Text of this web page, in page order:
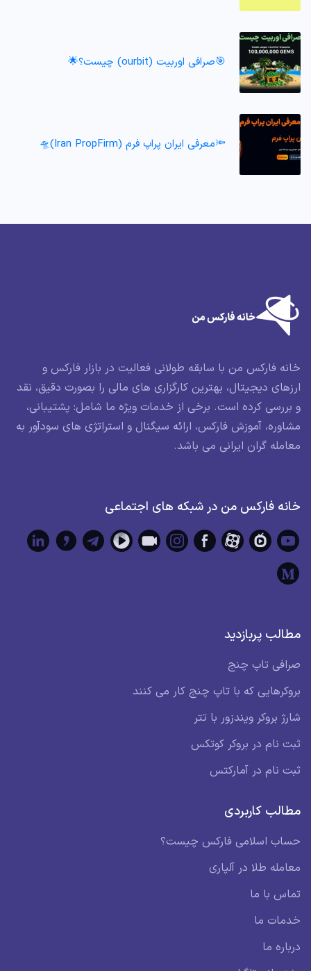
🎯صرافی اوربیت (ourbit) چیست؟🌟
🔦معرفی ایران پراپ فرم (Iran PropFirm)🛸
خانه فارکس من با سابقه طولانی فعالیت در بازار فارکس و
ارزهای دیجیتال، بهترین کارگزاری های مالی را بصورت دقیق، نقد
و بررسی کرده است. برخی از خدمات ویژه ما شامل: پشتیبانی،
مشاوره، آموزش فارکس، ارائه سیگنال و استراتژی های سودآور به
معامله گران ایرانی می باشد.
خانه فارکس من در شبکه های اجتماعی
مطالب پربازدید
صرافی تاپ چنج
بروکرهایی که با تاپ چنج کار می کنند
شارژ بروکر ویندزور با تتر
ثبت نام در بروکر کوتکس
ثبت نام در آمارکتس
مطالب کاربردی
حساب اسلامی فارکس چیست؟
معامله طلا در آلپاری
تماس با ما
خدمات ما
درباره ما